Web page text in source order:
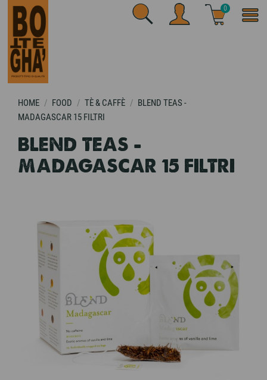
0
HOME FOOD TÈ & CAFFÈ
BLEND TEAS -
MADAGASCAR 15 FILTRI
BLEND TEAS -
MADAGASCAR 15 FILTRI